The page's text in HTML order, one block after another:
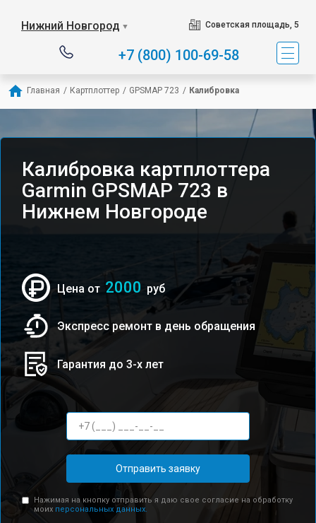
Нижний Новгород ▼ Советская площадь, 5
+7 (800) 100-69-58
Главная / Картплоттер / GPSMAP 723 / Калибровка
Калибровка картплоттера
Garmin GPSMAP 723 в
Нижнем Новгороде
Цена от 2000 руб
Экспресс ремонт в день обращения
Гарантия до 3-х лет
Отправить заявку
Нажимая на кнопку отправить я даю свое согласие на обработку
моих персональных данных.